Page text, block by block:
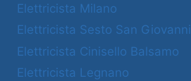
Elettricista Milano
Elettricista Sesto San Giovanni
Elettricista Cinisello Balsamo
Elettricista Legnano